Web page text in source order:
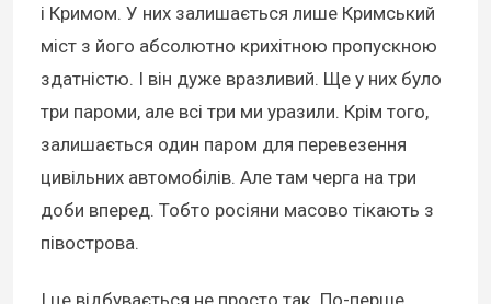
і Кримом. У них залишається лише Кримський
міст з його абсолютно крихітною пропускною
здатністю. І він дуже вразливий. Ще у них було
три пароми, але всі три ми уразили. Крім того,
залишається один паром для перевезення
цивільних автомобілів. Але там черга на три
доби вперед. Тобто росіяни масово тікають з
півострова.
І це відбувається не просто так. По-перше,